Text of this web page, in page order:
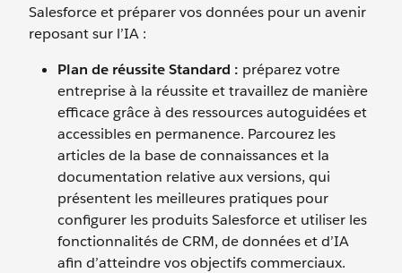
Salesforce et préparer vos données pour un avenir
reposant sur l’IA :
Plan de réussite Standard : préparez votre
entreprise à la réussite et travaillez de manière
efficace grâce à des ressources autoguidées et
accessibles en permanence. Parcourez les
articles de la base de connaissances et la
documentation relative aux versions, qui
présentent les meilleures pratiques pour
configurer les produits Salesforce et utiliser les
fonctionnalités de CRM, de données et d’IA
afin d’atteindre vos objectifs commerciaux.